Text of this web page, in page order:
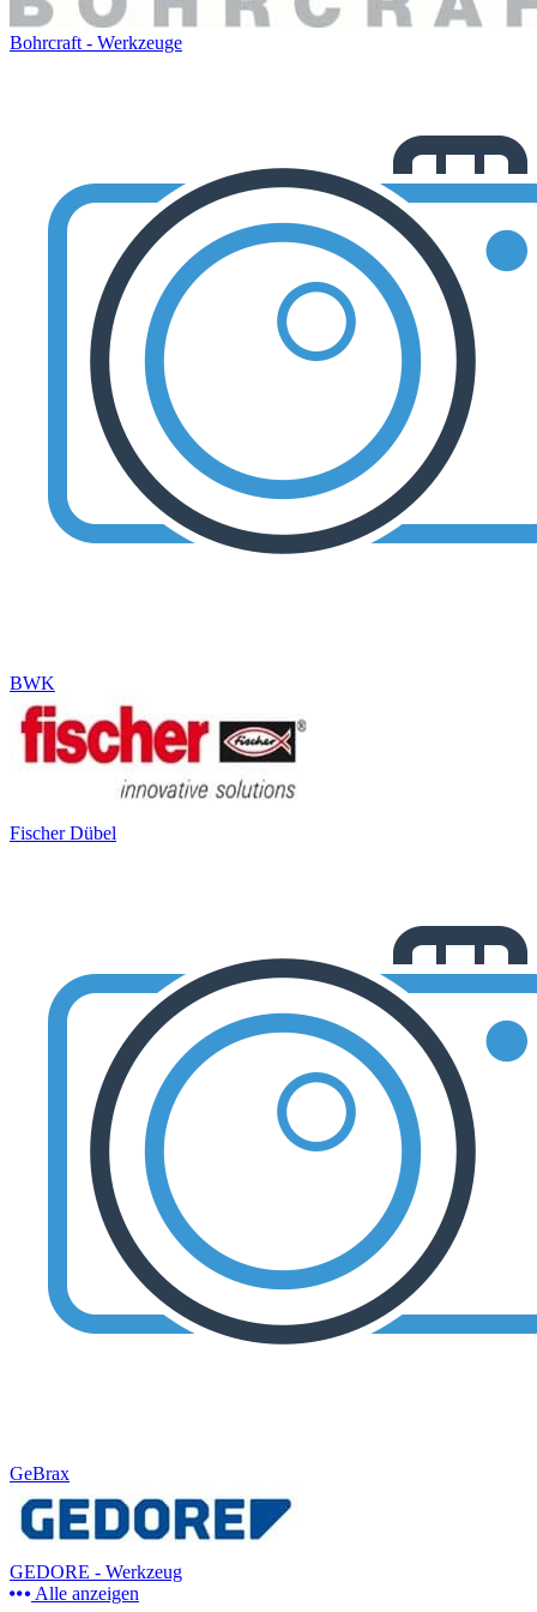
Bohrcraft - Werkzeuge
BWK
Fischer Dübel
GeBrax
GEDORE - Werkzeug
Alle anzeigen